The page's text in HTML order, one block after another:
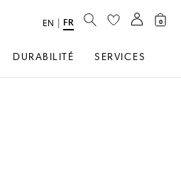
DURABILITÉ SERVICES
text.language
EN FR RECHERCHER
0